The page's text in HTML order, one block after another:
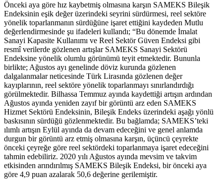
Önceki aya göre hız kaybetmiş olmasına karşın SAMEKS Bileşik
Endeksinin eşik değer üzerindeki seyrini sürdürmesi, reel sektöre
yönelik toparlanmanın sürdüğüne işaret ettiğini kaydeden Mutlu
değerlendirmesinde şu ifadeleri kullandı; “Bu dönemde İmalat
Sanayi Kapasite Kullanımı ve Reel Sektör Güven Endeksi gibi
resmî verilerde gözlenen artışlar SAMEKS Sanayi Sektörü
Endeksine yönelik olumlu görünümü teyit etmektedir. Bununla
birlikte; Ağustos ayı genelinde döviz kurunda gözlenen
dalgalanmalar neticesinde Türk Lirasında gözlenen değer
kayıplarının, reel sektöre yönelik toparlanmayı sınırlandırdığı
görülmektedir. Bilhassa Temmuz ayında kaydettiği artışın ardından
Ağustos ayında yeniden zayıf bir görüntü arz eden SAMEKS
Hizmet Sektörü Endeksinin, Bileşik Endeks üzerindeki aşağı yönlü
baskısının sürdüğü gözlenmektedir. Bu bağlamda; SAMEKS’teki
ılımlı artışın Eylül ayında da devam edeceğini ve genel anlamda
durgun bir görüntü arz etmiş olmasına karşın, üçüncü çeyrekte
önceki çeyreğe göre reel sektördeki toparlanmaya işaret edeceğini
tahmin edebiliriz. 2020 yılı Ağustos ayında mevsim ve takvim
etkisinden arındırılmış SAMEKS Bileşik Endeksi, bir önceki aya
göre 4,9 puan azalarak 50,6 değerine gerilemiştir.